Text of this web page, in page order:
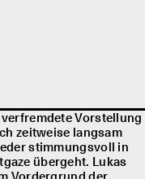
Vorstellung
zeitweise langsam
stimmungsvoll in
übergeht. Lukas